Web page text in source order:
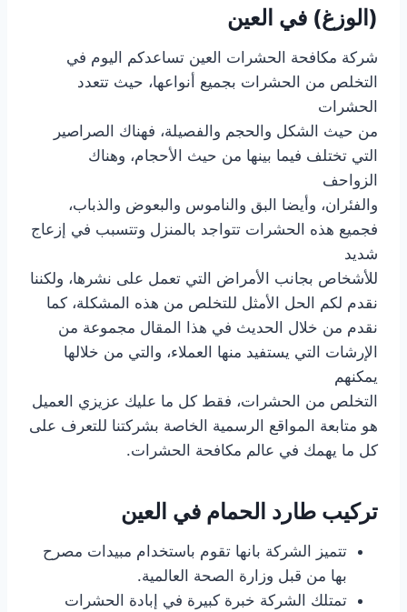
(الوزغ) في العين
شركة مكافحة الحشرات العين تساعدكم اليوم في
التخلص من الحشرات بجميع أنواعها، حيث تتعدد
الحشرات
من حيث الشكل والحجم والفصيلة، فهناك الصراصير
التي تختلف فيما بينها من حيث الأحجام، وهناك
الزواحف
والفئران، وأيضا البق والناموس والبعوض والذباب،
فجميع هذه الحشرات تتواجد بالمنزل وتتسبب في إزعاج
شديد
للأشخاص بجانب الأمراض التي تعمل على نشرها، ولكننا
نقدم لكم الحل الأمثل للتخلص من هذه المشكلة، كما
نقدم من خلال الحديث في هذا المقال مجموعة من
الإرشات التي يستفيد منها العملاء، والتي من خلالها
يمكنهم
التخلص من الحشرات، فقط كل ما عليك عزيزي العميل
هو متابعة المواقع الرسمية الخاصة بشركتنا للتعرف على
كل ما يهمك في عالم مكافحة الحشرات.
تركيب طارد الحمام في العين
تتميز الشركة بانها تقوم باستخدام مبيدات مصرح
بها من قبل وزارة الصحة العالمية.
تمتلك الشركة خبرة كبيرة في إبادة الحشرات